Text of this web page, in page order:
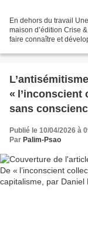
En dehors du travail
maison d’édition Crise
faire connaître et
«
sans
Feldmann
Publié le 10/04/2026 à
Par Palim-Psao